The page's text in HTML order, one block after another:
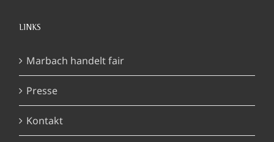
LINKS
Marbach handelt fair
Presse
Kontakt